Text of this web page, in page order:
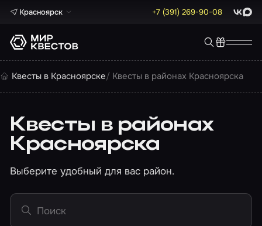
Красноярск +7 (391) 269-90-08 Max
Квесты в Красноярске Квесты в районах Красноярска
Квесты в районах
Красноярска
Выберите удобный для вас район.
Поиск